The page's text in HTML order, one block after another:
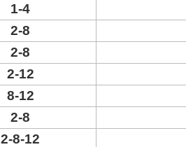
1-4
2-8
2-8
2-12
8-12
2-8
2-8-12